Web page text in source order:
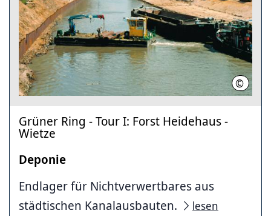
©
Grüner Ring - Tour I: Forst Heidehaus -
Wietze
Deponie
Endlager für Nichtverwertbares aus
städtischen Kanalausbauten.
lesen